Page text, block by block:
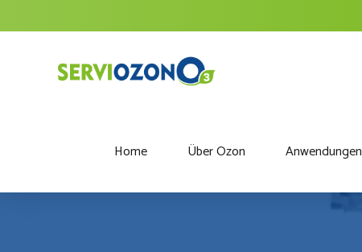
Home Über Ozon Anwendungen